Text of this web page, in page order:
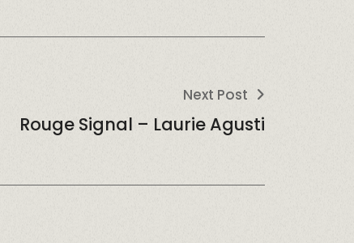
Next Post
Rouge Signal – Laurie Agusti